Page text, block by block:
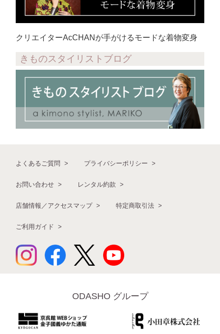
クリエイターAcCHANが手がけるモードな着物変身
きものスタイリストブログ
よくあるご質問 プライバシーポリシー
お問い合わせ レンタル約款
店舗情報／アクセスマップ 特定商取引法
ご利用ガイド
ODASHO グループ